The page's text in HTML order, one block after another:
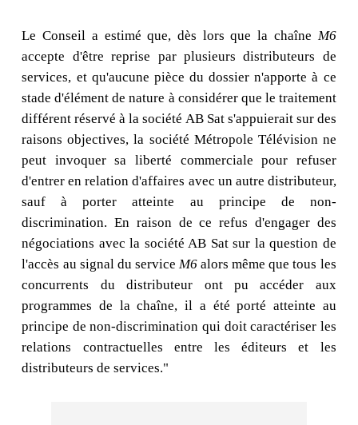
Le Conseil a estimé que, dès lors que la chaîne M6
accepte d'être reprise par plusieurs distributeurs de
services, et qu'aucune pièce du dossier n'apporte à ce
stade d'élément de nature à considérer que le traitement
différent réservé à la société AB Sat s'appuierait sur des
raisons objectives, la société Métropole Télévision ne
peut invoquer sa liberté commerciale pour refuser
d'entrer en relation d'affaires avec un autre distributeur,
sauf à porter atteinte au principe de non-
discrimination. En raison de ce refus d'engager des
négociations avec la société AB Sat sur la question de
l'accès au signal du service M6 alors même que tous les
concurrents du distributeur ont pu accéder aux
programmes de la chaîne, il a été porté atteinte au
principe de non-discrimination qui doit caractériser les
relations contractuelles entre les éditeurs et les
distributeurs de services."